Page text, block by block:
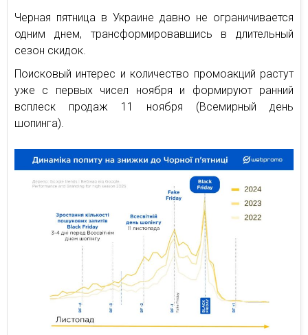
Черная пятница в Украине давно не ограничивается
одним днем, трансформировавшись в длительный
сезон скидок.
Поисковый интерес и количество промоакций растут
уже с первых чисел ноября и формируют ранний
всплеск продаж 11 ноября (Всемирный день
шопинга).